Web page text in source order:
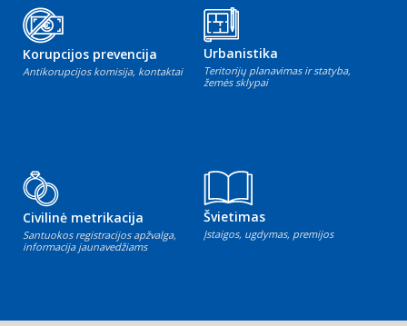
Korupcijos prevencija
Antikorupcijos komisija, kontaktai
Urbanistika
Teritorijų planavimas ir statyba,
žemės sklypai
Civilinė metrikacija
Santuokos registracijos apžvalga,
informacija jaunavedžiams
Švietimas
Įstaigos, ugdymas, premijos